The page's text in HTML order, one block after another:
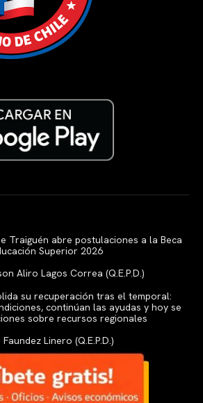
Traiguén abre postulaciones a la Beca
Superior 2026
Aliro Lagos Correa (Q.E.P.D.)
su recuperación tras el temporal:
continúan las ayudas y hoy se
sobre recursos regionales
Linero (Q.E.P.D.)